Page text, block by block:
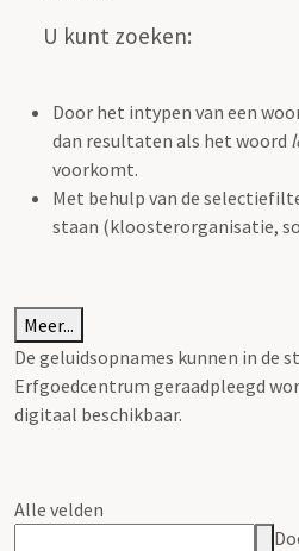
U kunt zoeken:
Door het intypen van een
dan resultaten als het woord
voorkomt.
Met behulp van de
staan (kloosterorganisatie,
Meer...
De geluidsopnames kunnen in de
Erfgoedcentrum geraadpleegd
digitaal beschikbaar.
Alle velden